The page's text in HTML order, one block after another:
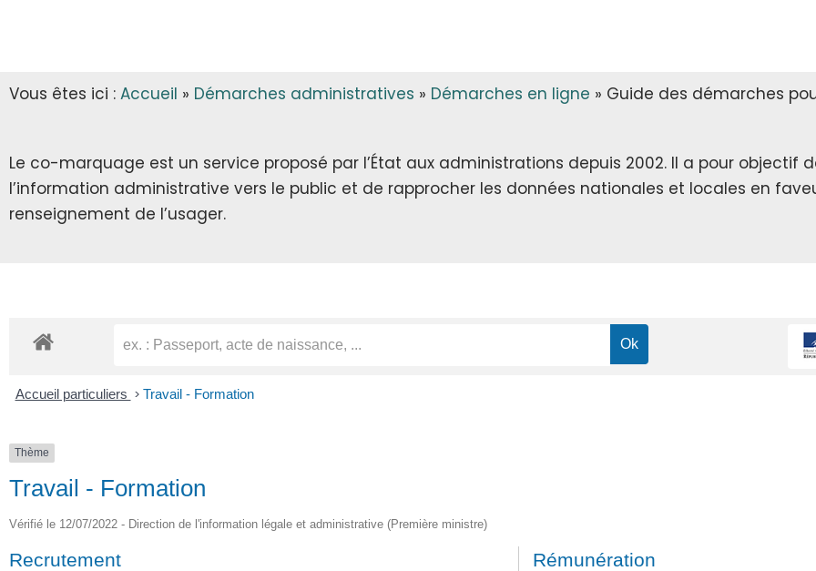
TRANSPORT
INFOS DIVERSES
CITOYENNETÉ
RECENSEMENT CITOYEN
SERVICE CIVIQUE
Vous êtes ici : Accueil » Démarches administratives » Démarches en ligne » Guide des démarches
Le co-marquage est un service proposé par l’État aux administrations depuis 2002. Il a pour objectif
l’information administrative vers le public et de rapprocher les données nationales et locales en
renseignement de l’usager.
Accueil particuliers > Travail - Formation
Thème
Travail - Formation
Vérifié le 12/07/2022 - Direction de l'information légale et administrative (Première ministre)
Recrutement Rémunération